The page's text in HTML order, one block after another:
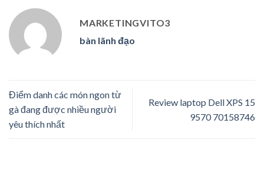
MARKETINGVITO3
bàn lãnh đạo
Điểm danh các món ngon từ
gà đang được nhiều người
yêu thích nhất
Review laptop Dell XPS 15
9570 70158746